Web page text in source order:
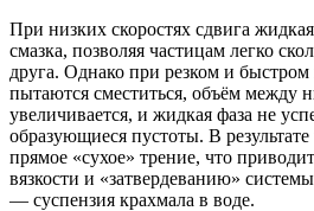
При низких скоростях сдвига
смазка, позволяя частицам легко
друга. Однако при резком и
пытаются сместиться, объём между
увеличивается, и жидкая фаза не
образующиеся пустоты. В
прямое «сухое» трение, что
вязкости и «затвердеванию»
— суспензия крахмала в воде.